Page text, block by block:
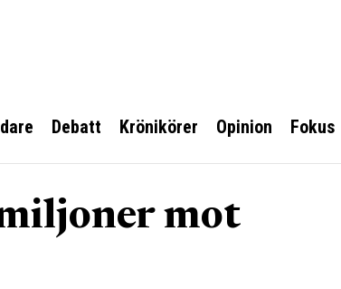
Debatt Krönikörer Opinion Fokus
mot